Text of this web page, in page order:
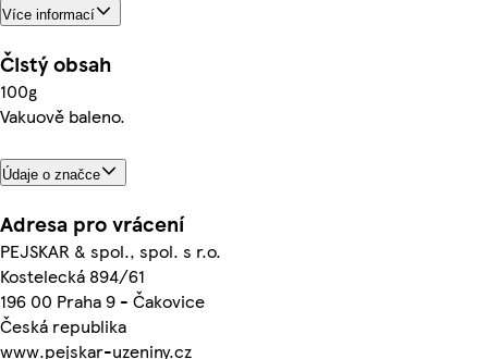
Více informací
Čistý obsah
100g
Vakuově baleno.
Údaje o značce
Adresa pro vrácení
PEJSKAR & spol., spol. s r.o.
Kostelecká 894/61
196 00 Praha 9 - Čakovice
Česká republika
www.pejskar-uzeniny.cz